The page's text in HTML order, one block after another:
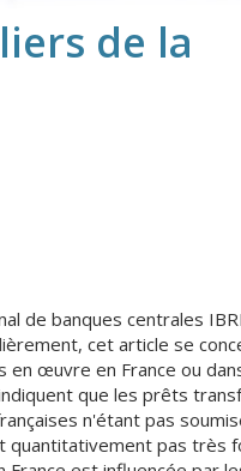
de la
de banques centrales
cet article se
œuvre en France ou
que les prêts
n'étant pas
quantitativement pas très